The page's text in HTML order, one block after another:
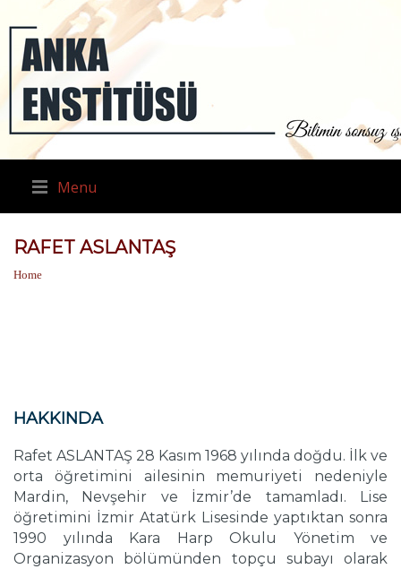
Menu
RAFET ASLANTAŞ
Home
HAKKINDA
Rafet ASLANTAŞ 28 Kasım 1968 yılında doğdu. İlk ve
orta öğretimini ailesinin memuriyeti nedeniyle
Mardin, Nevşehir ve İzmir’de tamamladı. Lise
öğretimini İzmir Atatürk Lisesinde yaptıktan sonra
1990 yılında Kara Harp Okulu Yönetim ve
Organizasyon bölümünden topçu subayı olarak